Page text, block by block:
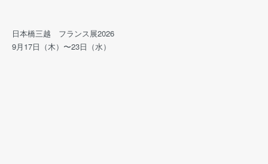
日本橋三越 フランス展2026
9月17日（木）〜23日（水）